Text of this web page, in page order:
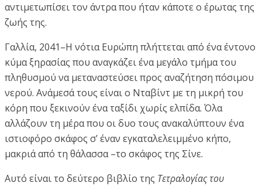
αντιμετωπίσει τον άντρα που ήταν κάποτε ο έρωτας της
ζωής της.
Γαλλία, 2041–Η νότια Ευρώπη πλήττεται από ένα έντονο
κύμα ξηρασίας που αναγκάζει ένα μεγάλο τμήμα του
πληθυσμού να μεταναστεύσει προς αναζήτηση πόσιμου
νερού. Ανάμεσά τους είναι ο Νταβίντ με τη μικρή του
κόρη που ξεκινούν ένα ταξίδι χωρίς ελπίδα. Όλα
αλλάζουν τη μέρα που οι δυο τους ανακαλύπτουν ένα
ιστιοφόρο σκάφος σ’ έναν εγκαταλελειμμένο κήπο,
μακριά από τη θάλασσα –το σκάφος της Σίνε.
Αυτό είναι το δεύτερο βιβλίο της Τετραλογίας του